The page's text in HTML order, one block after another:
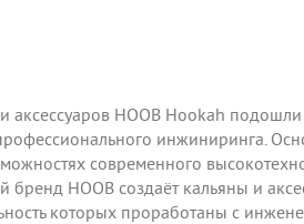
аксессуаров HOOB Hookah
инжиниринга.
современного
бренд HOOB создаёт кальяны и
которых проработаны с